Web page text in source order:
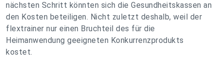
nächsten Schritt könnten sich die Gesundheitskassen an
den Kosten beteiligen. Nicht zuletzt deshalb, weil der
flextrainer nur einen Bruchteil des für die
Heimanwendung geeigneten Konkurrenzprodukts
kostet.